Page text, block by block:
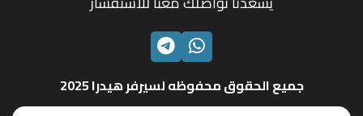
الواتسابتليجرام
جميع الحقوق محفوظه لسيرفر هيدرا 2025